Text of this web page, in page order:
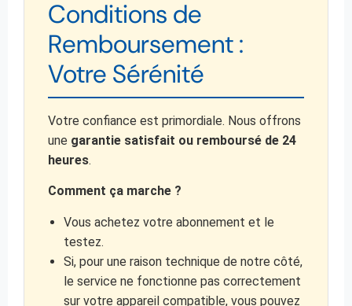
Conditions de
Remboursement :
Votre Sérénité
Votre confiance est primordiale. Nous offrons
une garantie satisfait ou remboursé de 24
heures.
Comment ça marche ?
Vous achetez votre abonnement et le
testez.
Si, pour une raison technique de notre côté,
le service ne fonctionne pas correctement
sur votre appareil compatible, vous pouvez